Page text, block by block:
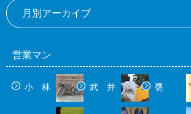
月別アーカイブ
営業マン
小 林 武 井 甕